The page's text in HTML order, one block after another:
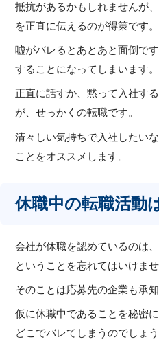
抵抗があるかもしれませんが
を正直に伝えるのが得策です。
嘘がバレるとあとあと面倒で
することになってしまいます。
正直に話すか、黙って入社す
が、せっかくの転職です。
清々しい気持ちで入社したい
ことをオススメします。
休職中の転職活動
会社が休職を認めているのは
ということを忘れてはいけませ
そのことは応募先の企業も承知
仮に休職中であることを秘密
どこでバレてしまうのでしょう